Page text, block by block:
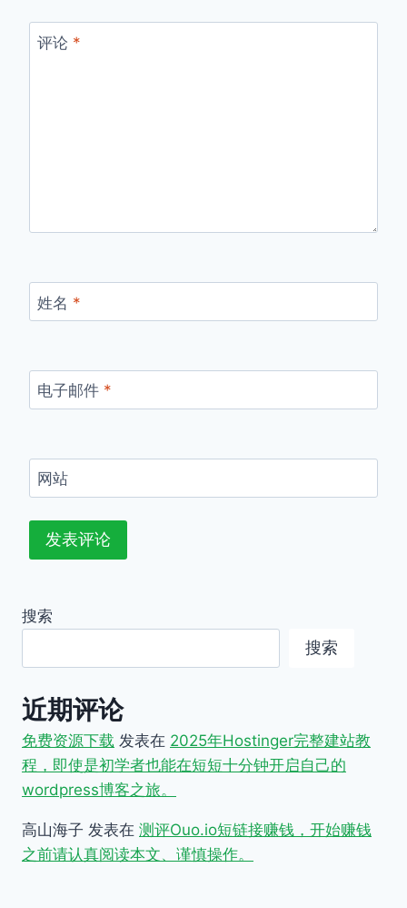
评论 *
姓名 *
电子邮件 *
网站
搜索
搜索
近期评论
免费资源下载 发表在 2025年Hostinger完整建站教
程，即使是初学者也能在短短十分钟开启自己的
wordpress博客之旅。
高山海子 发表在 测评Ouo.io短链接赚钱，开始赚钱
之前请认真阅读本文、谨慎操作。